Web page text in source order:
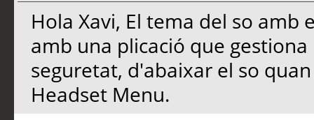
Hola Xavi, El tema del so amb
amb una plicació que
seguretat, d'abaixar el so
Headset Menu.